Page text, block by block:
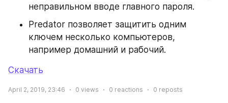
неправильном вводе главного пароля.
Predator позволяет защитить одним
ключем несколько компьютеров,
например домашний и рабочий.
Скачать
April 2, 2019, 23:46 0 views 0 reactions 0 reposts